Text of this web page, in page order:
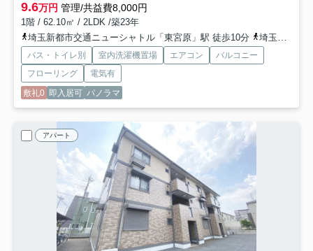
9.6万円 管理/共益費8,000円
1階 / 62.10㎡ / 2LDK /築23年
埼玉新都市交通ニューシャトル「東宮原」駅 徒歩10分
埼玉新都市交通ニューシャトル「今羽」駅 徒歩12分
バス・トイレ別 室内洗濯機置場 エアコン
バルコニー
フローリング
電気有
敷礼0 即入居可 パノラマ
アパート